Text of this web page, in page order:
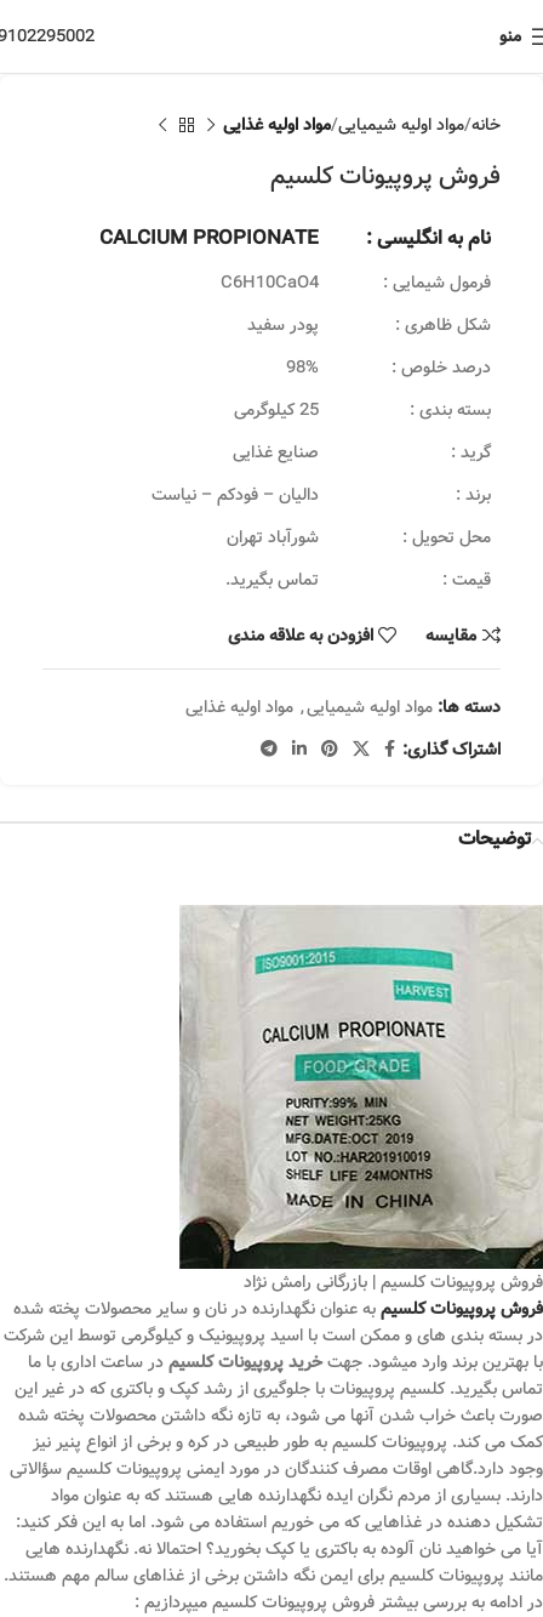
منو
خانه مواد اولیه شیمیایی مواد اولیه غذایی
فروش پروپیونات کلسیم
نام به انگلیسی : CALCIUM PROPIONATE
فرمول شیمایی :
C6H10CaO4
شکل ظاهری :
پودر سفید
درصد خلوص :
98%
بسته بندی :
25 کیلوگرمی
گرید :
صنایع غذایی
برند :
دالیان – فودکم – نیاست
محل تحویل :
شورآباد تهران
قیمت :
تماس بگیرید.
مقایسه افزودن به علاقه مندی
دسته ها: مواد اولیه شیمیایی, مواد اولیه غذایی
اشتراک گذاری:
توضیحات
فروش پروپیونات کلسیم | بازرگانی رامش نژاد
فروش پروپیونات کلسیمبه عنوان نگهدارنده در نان و سایر محصولات پخته شده
در بسته بندی های و ممکن است با اسید پروپیونیک و کیلوگرمی توسط این شرکت
با بهترین برند وارد میشود. جهتخرید پروپیونات کلسیمدر ساعت اداری با ما
تماس بگیرید. کلسیم پروپیونات با جلوگیری از رشد کپک و باکتری که در غیر این
صورت باعث خراب شدن آنها می شود، به تازه نگه داشتن محصولات پخته شده
کمک می کند. پروپیونات کلسیم به طور طبیعی در کره و برخی از انواع پنیر نیز
وجود دارد.گاهی اوقات مصرف کنندگان در مورد ایمنی پروپیونات کلسیم سؤالاتی
دارند. بسیاری از مردم نگران ایده نگهدارنده هایی هستند که به عنوان مواد
تشکیل دهنده در غذاهایی که می خوریم استفاده می شود. اما به این فکر کنید:
آیا می خواهید نان آلوده به باکتری یا کپک بخورید؟ احتمالا نه. نگهدارنده هایی
مانند پروپیونات کلسیم برای ایمن نگه داشتن برخی از غذاهای سالم مهم هستند.
در ادامه به بررسی بیشتر فروش پروپیونات کلسیم میپردازیم :